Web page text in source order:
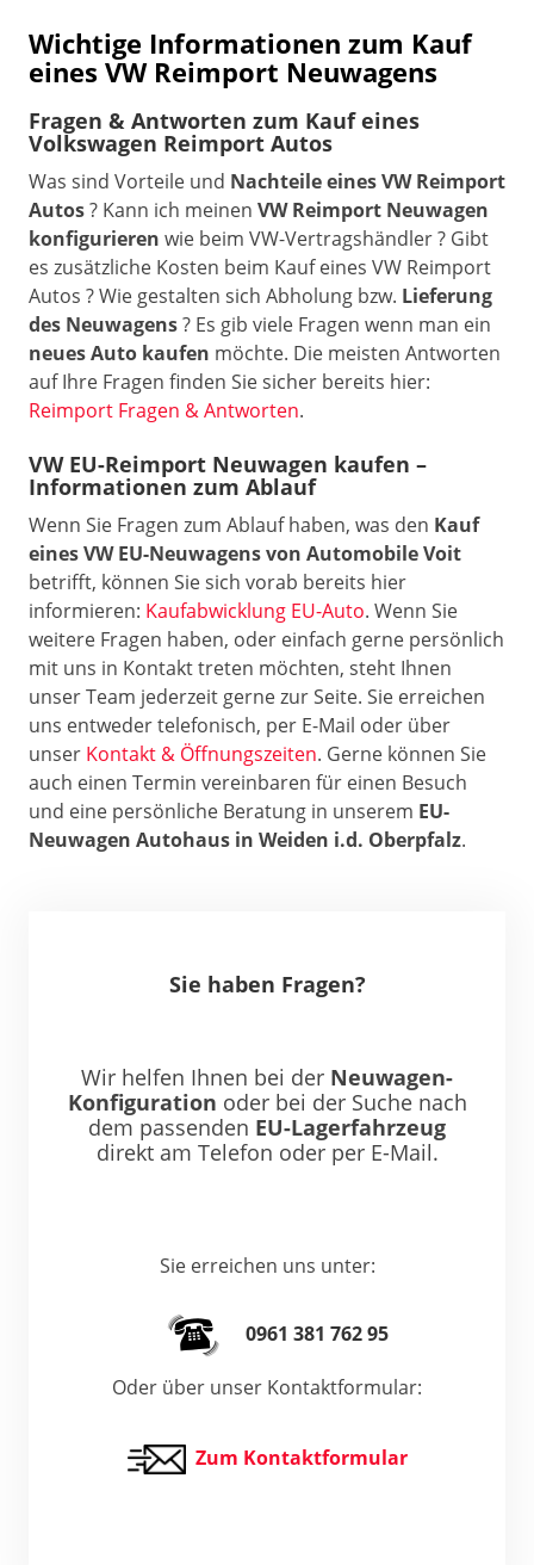
Wichtige Informationen zum Kauf
eines VW Reimport Neuwagens
Fragen & Antworten zum Kauf eines
Volkswagen Reimport Autos
Was sind Vorteile und Nachteile eines VW Reimport
Autos? Kann ich meinen VW Reimport Neuwagen
konfigurieren wie beim VW-Vertragshändler ? Gibt
es zusätzliche Kosten beim Kauf eines VW Reimport
Autos ? Wie gestalten sich Abholung bzw. Lieferung
des Neuwagens? Es gib viele Fragen wenn man ein
neues Auto kaufen möchte. Die meisten Antworten
auf Ihre Fragen finden Sie sicher bereits hier:
Reimport Fragen & Antworten.
VW EU-Reimport Neuwagen kaufen –
Informationen zum Ablauf
Wenn Sie Fragen zum Ablauf haben, was den Kauf
eines VWEU-Neuwagens von Automobile Voit
betrifft, können Sie sich vorab bereits hier
informieren: Kaufabwicklung EU-Auto. Wenn Sie
weitere Fragen haben, oder einfach gerne persönlich
mit uns in Kontakt treten möchten, steht Ihnen
unser Team jederzeit gerne zur Seite. Sie erreichen
uns entweder telefonisch, per E-Mail oder über
unser Kontakt & Öffnungszeiten. Gerne können Sie
auch einen Termin vereinbaren für einen Besuch
und eine persönliche Beratung in unserem EU-
Neuwagen Autohaus in Weiden i.d. Oberpfalz.
Sie haben Fragen?
Wir helfen Ihnen bei der Neuwagen-
Konfiguration oder bei der Suche nach
dem passenden EU-Lagerfahrzeug
direkt am Telefon oder per E-Mail.
Sie erreichen uns unter:
0961 381 762 95
Oder über unser Kontaktformular:
Zum Kontaktformular